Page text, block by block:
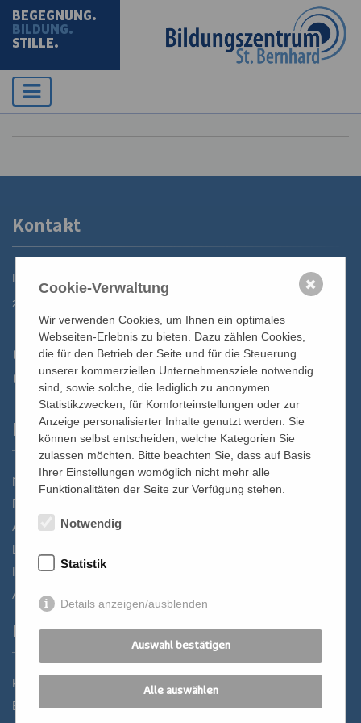
BEGEGNUNG.
BILDUNG.
STILLE.
Kontakt
Bildungszentrum St. Bernhard der Erzdiözese Wien
2700 Wiener Neustadt, Domplatz 1
02622 29131-5040
st.bernhard@edw.or.at
Links
Newsletter
Förderverein
Anreise
Datenschutz
Impressum
AGB
Partner
Katholisches Bildungswerk Wien
Bildung Regional
Cookie-Verwaltung
Wir verwenden Cookies, um Ihnen ein optimales
Webseiten-Erlebnis zu bieten. Dazu zählen Cookies,
die für den Betrieb der Seite und für die Steuerung
unserer kommerziellen Unternehmensziele notwendig
sind, sowie solche, die lediglich zu anonymen
Statistikzwecken, für Komforteinstellungen oder zur
Anzeige personalisierter Inhalte genutzt werden. Sie
können selbst entscheiden, welche Kategorien Sie
zulassen möchten. Bitte beachten Sie, dass auf Basis
Ihrer Einstellungen womöglich nicht mehr alle
Funktionalitäten der Seite zur Verfügung stehen.
Notwendig
Statistik
Details anzeigen/ausblenden
Auswahl bestätigen
Alle auswählen
✖